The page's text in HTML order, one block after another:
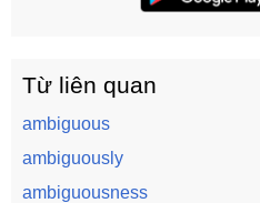
Từ liên quan
ambiguous
ambiguously
ambiguousness